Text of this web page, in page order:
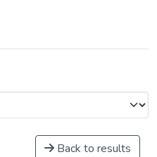
Back to results